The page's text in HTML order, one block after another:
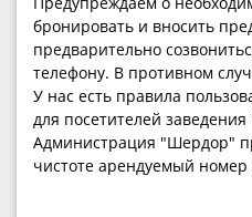
бронировать и вносить
предварительно
телефону. В противном
У нас есть правила
для посетителей
Администрация "Шердор"
чистоте арендуемый номер